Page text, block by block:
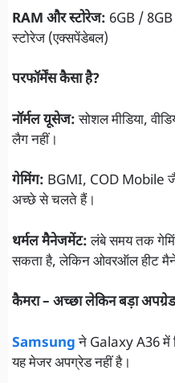
RAM और स्टोरेज: 6GB /
स्टोरेज (एक्सपेंडेबल)
परफॉर्मेंस कैसा है?
नॉर्मल यूसेज:सोशल मीडिया,
लैग नहीं।
गेमिंग: BGMI, COD Mobile
अच्छे से चलते हैं।
थर्मल मैनेजमेंट:लंबे समय तक
सकता है, लेकिन ओवरऑल हीट
कैमरा – अच्छा लेकिन बड़ा
Samsungने Galaxy A36 में
यह मेजर अपग्रेड नहीं है।